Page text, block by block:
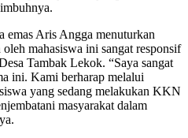
emas Aris Angga menuturkan
mahasiswa ini sangat responsif
Tambak Lekok. “Saya sangat
ini. Kami berharap melalui
yang sedang melakukan KKN
masyarakat dalam